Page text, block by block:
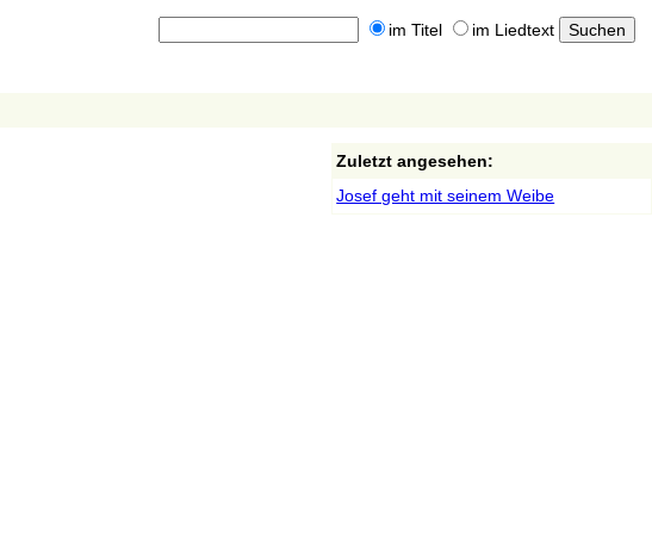
im Titel im Liedtext
Zuletzt angesehen:
Josef geht mit seinem Weibe